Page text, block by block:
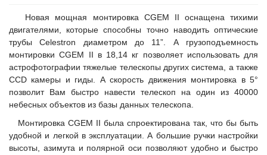
Новая мощная монтировка CGEM II оснащена тихими
двигателями, которые способны точно наводить оптические
трубы Celestron диаметром до 11”. А грузоподъемность
монтировки CGEM II в 18,14 кг позволяет использовать для
астрофотографии тяжелые телескопы других система, а также
CCD камеры и гиды. А скорость движения монтировка в 5°
позволит Вам быстро навести телескоп на один из 40000
небесных объектов из базы данных телескопа.
Монтировка CGEM II была спроектирована так, что бы быть
удобной и легкой в эксплуатации. А большие ручки настройки
высоты, азимута и полярной оси позволяют удобно и быстро